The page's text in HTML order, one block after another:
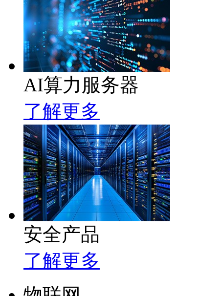
AI算力服务器
了解更多
安全产品
了解更多